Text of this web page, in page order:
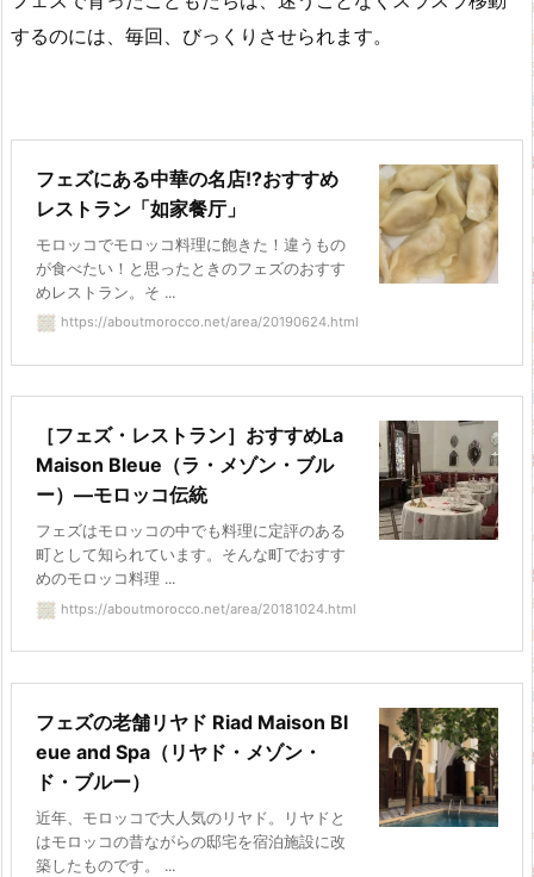
するのには、毎回、びっくりさせられます。
フェズにある中華の名店!?おすすめ
レストラン「如家餐厅」
モロッコでモロッコ料理に飽きた！違うもの
が食べたい！と思ったときのフェズのおすす
めレストラン。そ ...
https://aboutmorocco.net/area/20190624.html
［フェズ・レストラン］おすすめLa
Maison Bleue（ラ・メゾン・ブル
ー）―モロッコ伝統
フェズはモロッコの中でも料理に定評のある
町として知られています。そんな町でおすす
めのモロッコ料理 ...
https://aboutmorocco.net/area/20181024.html
フェズの老舗リヤド Riad Maison Bl
eue and Spa（リヤド・メゾン・
ド・ブルー）
近年、モロッコで大人気のリヤド。リヤドと
はモロッコの昔ながらの邸宅を宿泊施設に改
築したものです。 ...